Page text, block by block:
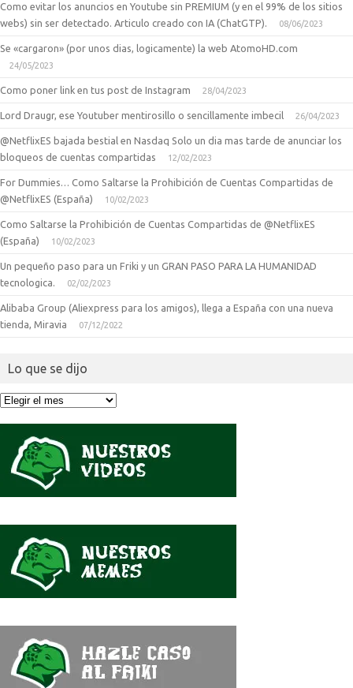
Como evitar los anuncios en Youtube sin PREMIUM (y en el 99% de los sitios
webs) sin ser detectado. Articulo creado con IA (ChatGTP).
08/06/2023
Se «cargaron» (por unos dias, logicamente) la web AtomoHD.com
24/05/2023
Como poner link en tus post de Instagram 28/04/2023
Lord Draugr, ese Youtuber mentirosillo o sencillamente imbecil 26/04/2023
@NetflixES bajada bestial en Nasdaq Solo un dia mas tarde de anunciar los
bloqueos de cuentas compartidas
12/02/2023
For Dummies… Como Saltarse la Prohibición de Cuentas Compartidas de
@NetflixES (España)
10/02/2023
Como Saltarse la Prohibición de Cuentas Compartidas de @NetflixES
(España)
10/02/2023
Un pequeño paso para un Friki y un GRAN PASO PARA LA HUMANIDAD
tecnologica.
02/02/2023
Alibaba Group (Aliexpress para los amigos), llega a España con una nueva
tienda, Miravia
07/12/2022
Lo que se dijo
Lo